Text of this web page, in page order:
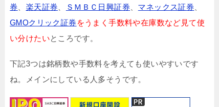
券
楽天証券 ＳＭＢＣ日興証券 マネックス証券
GMOクリック証券 をうまく手数料や在庫数など見て使
い分けたいところです。
下記3つは銘柄数や手数料を考えても使いやすいです
ね。メインにしている人多そうです。